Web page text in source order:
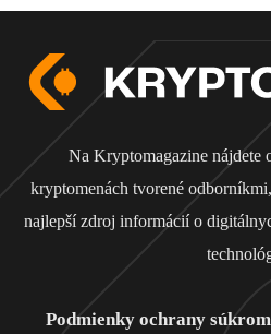
Na Kryptomagazine nájdete
kryptomenách tvorené
najlepší zdroj informácií o
Podmienky ochrany